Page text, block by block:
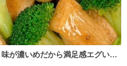
が濃いめだから満足感エグいし